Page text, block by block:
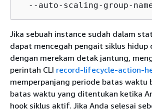
--auto-scaling-group-
Jika sebuah instance sudah dalam
dapat mencegah pengait siklus hidup
dengan merekam detak jantung,
perintah CLI record-lifecycle-action-
memperpanjang periode batas waktu
batas waktu yang ditentukan ketika
hook siklus aktif. Jika Anda selesai